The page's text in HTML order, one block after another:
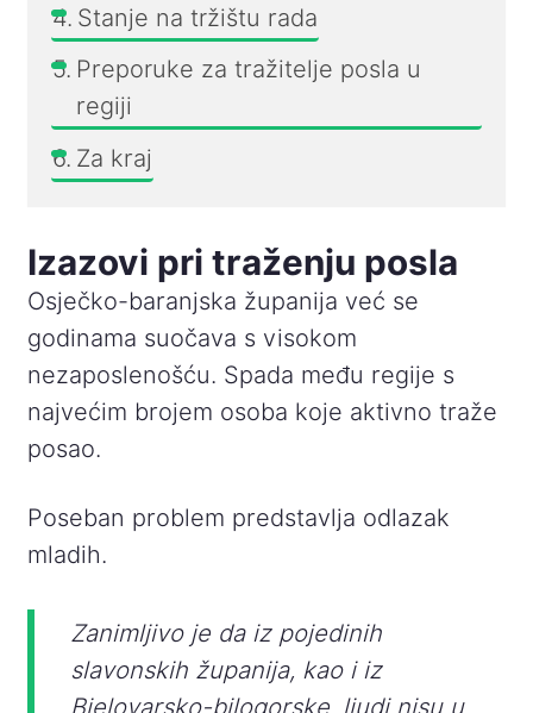
Stanje na tržištu rada
Preporuke za tražitelje posla u
regiji
Za kraj
Izazovi pri traženju posla
Osječko-baranjska županija već se
godinama suočava s visokom
nezaposlenošću. Spada među regije s
najvećim brojem osoba koje aktivno traže
posao.
Poseban problem predstavlja odlazak
mladih.
Zanimljivo je da iz pojedinih
slavonskih županija, kao i iz
Bjelovarsko-bilogorske, ljudi nisu u